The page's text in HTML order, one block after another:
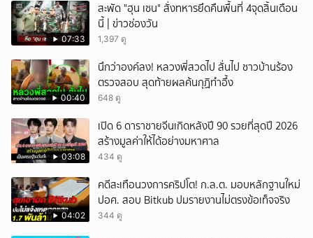
07:33
สะพัด "ฮุน เซน" สั่งทหารยึดคืนพื้นที่ 4จุดสิ้นเดือน
นี้ | ข่าวช่องวัน
1,397 ดู
00:40
นึกว่าองค์ลง! หลวงพี่สวดไป สั่นไป ชาวบ้านร้อง
ตรวจสอบ สุดท้ายผลค้นกุฏิทำอึ้ง
648 ดู
03:08
เปิด 6 ดาราชายจีนเกิดหลังปี 90 รวยที่สุดปี 2026
สร้างมูลค่าให้ได้อย่างมหาศาล
434 ดู
04:02
คดีสะเทือนวงการคริปโต! ก.ล.ต. มอบหลักฐานใหม่
ปอศ. สอบ Bitkub ปมรายงานไม่ตรงข้อเท็จจริง
344 ดู